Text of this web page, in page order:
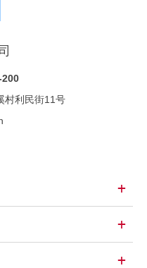
200
村利民街11号